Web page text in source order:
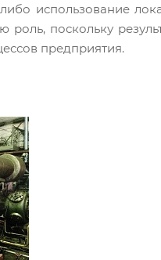
использование
роль, поскольку
предприятия.